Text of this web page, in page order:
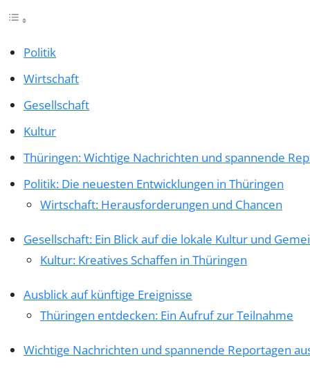
Politik
Wirtschaft
Gesellschaft
Kultur
Thüringen: Wichtige Nachrichten und spannende
Politik: Die neuesten Entwicklungen in Thüringen
Wirtschaft: Herausforderungen und Chancen
Gesellschaft: Ein Blick auf die lokale Kultur und
Kultur: Kreatives Schaffen in Thüringen
Ausblick auf künftige Ereignisse
Thüringen entdecken: Ein Aufruf zur Teilnahme
Wichtige Nachrichten und spannende Reportagen